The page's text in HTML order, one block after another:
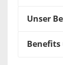
Unser